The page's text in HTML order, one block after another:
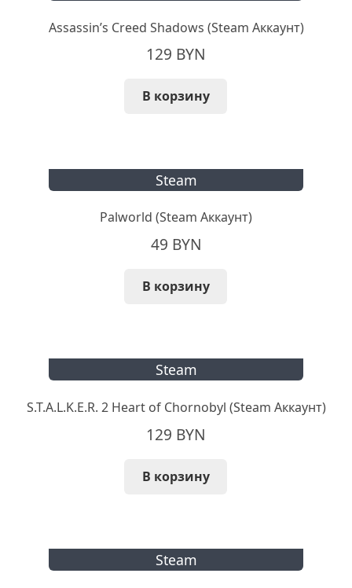
Assassin’s Creed Shadows (Steam Аккаунт)
129 BYN
В корзину
Steam
Palworld (Steam Аккаунт)
49 BYN
В корзину
Steam
S.T.A.L.K.E.R. 2 Heart of Chornobyl (Steam Аккаунт)
129 BYN
В корзину
Steam